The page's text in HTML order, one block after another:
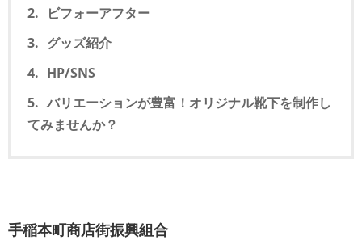
ビフォーアフター
グッズ紹介
HP/SNS
バリエーションが豊富！オリジナル靴下を制作し
てみませんか？
手稲本町商店街振興組合